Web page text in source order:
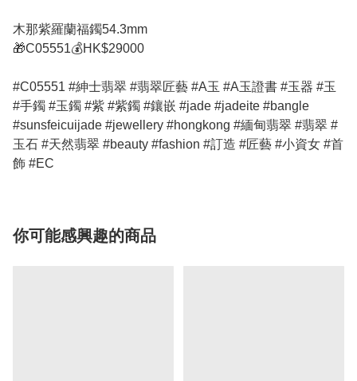
木那紫羅蘭福鐲54.3mm
🎁C05551💰HK$29000
#C05551 #紳士翡翠 #翡翠匠藝 #A玉 #A玉證書 #玉器 #玉
#手鐲 #玉鐲 #紫 #紫鐲 #鑲嵌 #jade #jadeite #bangle
#sunsfeicuijade #jewellery #hongkong #緬甸翡翠 #翡翠 #
玉石 #天然翡翠 #beauty #fashion #訂造 #匠藝 #小資女 #首
飾 #EC
你可能感興趣的商品